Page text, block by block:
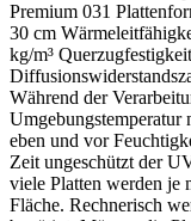
Premium 031
30 cm
kg/m³
Während der
Umgebungstemperatur
eben und vor
Zeit ungeschützt der
viele Platten werden je
Fläche. Rechnerisch